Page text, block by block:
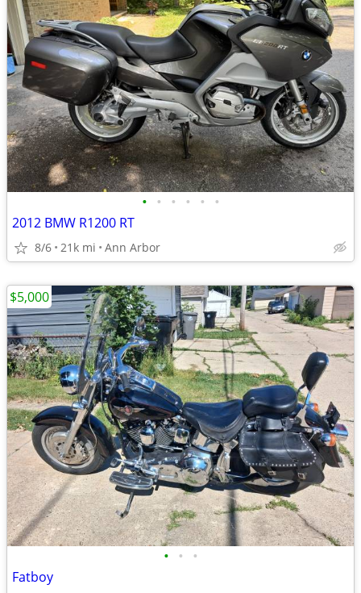
• • • • • •
2012 BMW R1200 RT
8/6 21k mi Ann Arbor
• • •
Fatboy
$5,000